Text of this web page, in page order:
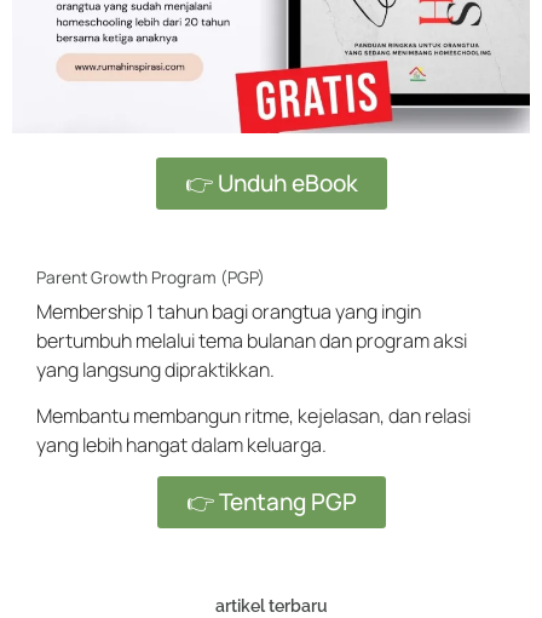
👉 Unduh eBook
Parent Growth Program (PGP)
Membership 1 tahun bagi orangtua yang ingin
bertumbuh melalui tema bulanan dan program aksi
yang langsung dipraktikkan.
Membantu membangun ritme, kejelasan, dan relasi
yang lebih hangat dalam keluarga.
👉 Tentang PGP
artikel terbaru